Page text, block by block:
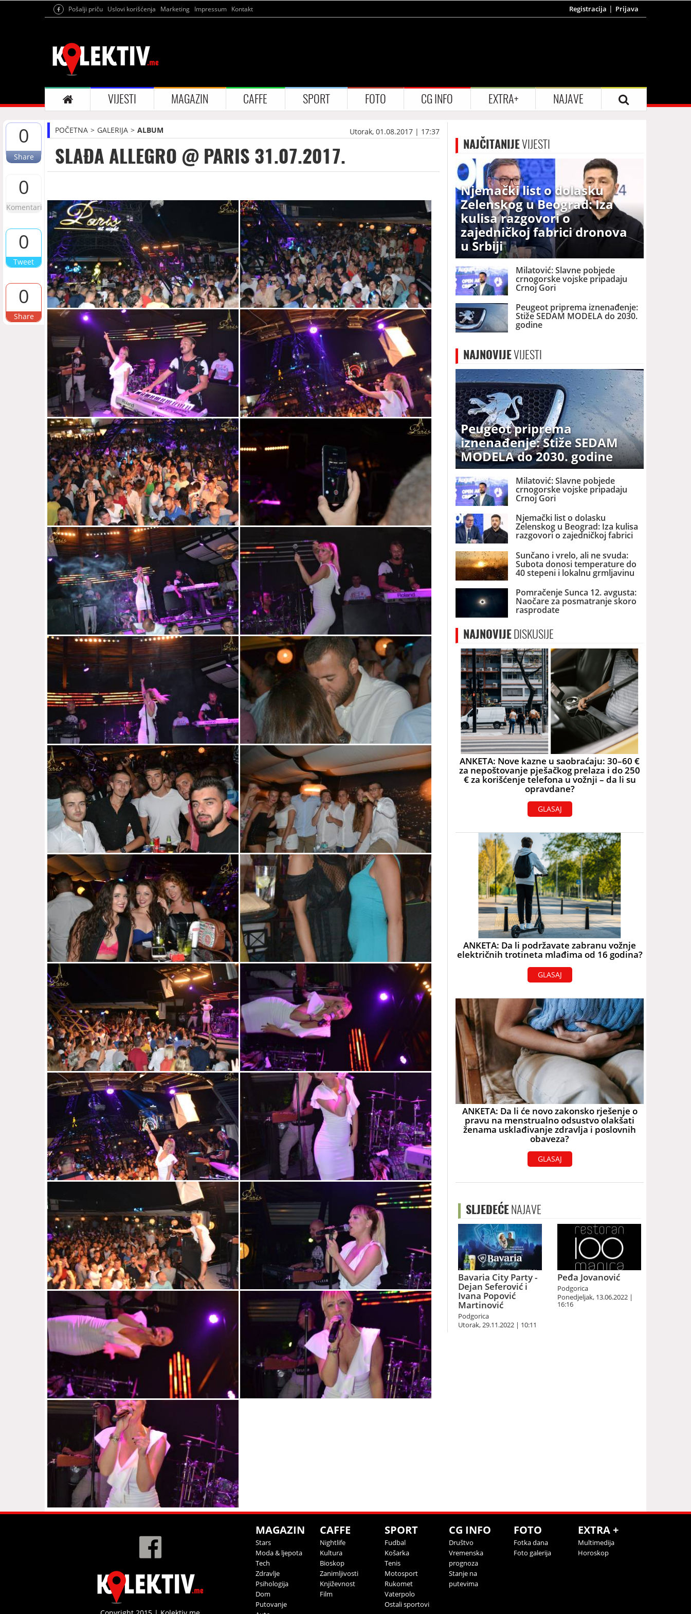
Pošalji priču Uslovi korišćenja Marketing Impressum Kontakt Registracija Prijava
VIJESTI MAGAZIN CAFFE SPORT FOTO CG INFO EXTRA+ NAJAVE
0
Share
0
Komentari
0
Tweet
0
Share
POČETNA GALERIJA ALBUM Utorak, 01.08.2017 | 17:37
SLAĐA ALLEGRO @ PARIS 31.07.2017. NAJČITANIJEVIJESTI
Njemački list o dolasku
Zelenskog u Beograd: Iza
kulisa razgovori o
zajedničkoj fabrici dronova
u Srbiji
Milatović: Slavne pobjede
crnogorske vojske pripadaju
Crnoj Gori
Peugeot priprema iznenađenje:
Stiže SEDAM MODELA do 2030.
godine
NAJNOVIJEVIJESTI
Peugeot priprema
iznenađenje: Stiže SEDAM
MODELA do 2030. godine
Milatović: Slavne pobjede
crnogorske vojske pripadaju
Crnoj Gori
Njemački list o dolasku
Zelenskog u Beograd: Iza kulisa
razgovori o zajedničkoj fabrici
dronova u Srbiji
Sunčano i vrelo, ali ne svuda:
Subota donosi temperature do
40 stepeni i lokalnu grmljavinu
Pomračenje Sunca 12. avgusta:
Naočare za posmatranje skoro
rasprodate
NAJNOVIJEDISKUSIJE
ANKETA: Nove kazne u saobraćaju: 30–60 €
za nepoštovanje pješačkog prelaza i do 250
€ za korišćenje telefona u vožnji – da li su
opravdane?
GLASAJ
ANKETA: Da li podržavate zabranu vožnje
električnih trotineta mlađima od 16 godina?
GLASAJ
ANKETA: Da li će novo zakonsko rješenje o
pravu na menstrualno odsustvo olakšati
ženama usklađivanje zdravlja i poslovnih
obaveza?
GLASAJ
SLJEDEĆENAJAVE
Bavaria City Party -
Dejan Seferović i
Ivana Popović
Martinović
Podgorica
Utorak, 29.11.2022 | 10:11
Peđa Jovanović
Podgorica
Ponedjeljak, 13.06.2022 |
16:16
MAGAZIN
Stars
Moda & ljepota
Tech
Zdravlje
Psihologija
Dom
Putovanje
CAFFE
Nightlife
Kultura
Bioskop
Zanimljivosti
Književnost
Film
SPORT
Fudbal
Košarka
Tenis
Motosport
Rukomet
Vaterpolo
Ostali sportovi
CG INFO
Društvo
Vremenska
prognoza
Stanje na
putevima
FOTO
Fotka dana
Foto galerija
EXTRA +
Multimedija
Horoskop